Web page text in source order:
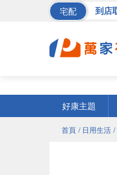
宅配 到店
好康主題
首頁 / 日用生活 /